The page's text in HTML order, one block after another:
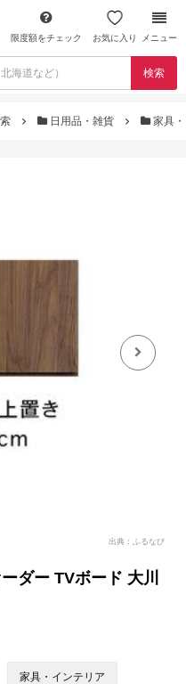
限度額をチェック お気に入り メニュー
検索
日用品・雑貨 家具
出典：ふるなび
ダー TVボード 大川
家具・インテリア